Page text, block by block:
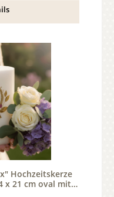
Hochzeitskerze
x 21 cm oval mit